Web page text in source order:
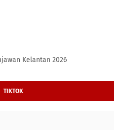
Kelantan 2026
TIKTOK